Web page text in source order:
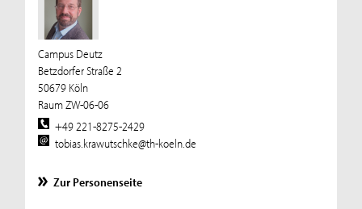
Campus Deutz
Betzdorfer Straße 2
50679 Köln
Raum ZW-06-06
+49 221-8275-2429
tobias.krawutschke@th-koeln.de
Zur Personenseite